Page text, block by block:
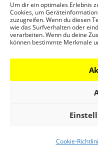
Um dir ein optimales Erlebnis
Cookies, um
zuzugreifen. Wenn du diesen
wie das Surfverhalten oder
verarbeiten. Wenn du deine
können bestimmte Merkmale
Cookie-
SAMMLUNGEN
DAM Archiv
DAM Sammlung Digital
Freunde des DAM